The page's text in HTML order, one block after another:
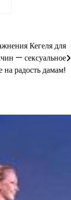
Кегеля для
— сексуальное
на радость дамам!